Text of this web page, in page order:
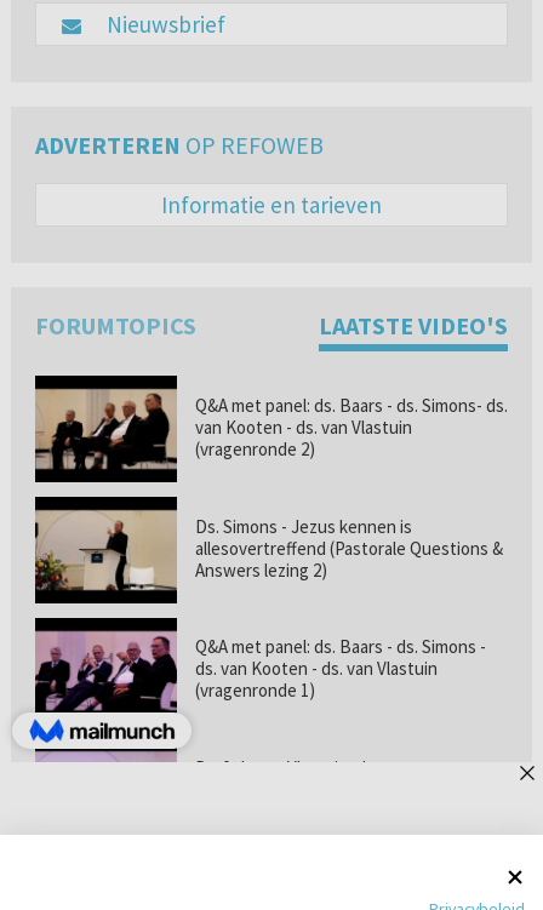
Nieuwsbrief
ADVERTEREN OP REFOWEB
Informatie en tarieven
FORUMTOPICS LAATSTE VIDEO'S
Q&A met panel: ds. Baars - ds. Simons- ds.
van Kooten - ds. van Vlastuin
(vragenronde 2)
Ds. Simons - Jezus kennen is
allesovertreffend (Pastorale Questions &
Answers lezing 2)
Q&A met panel: ds. Baars - ds. Simons -
ds. van Kooten - ds. van Vlastuin
(vragenronde 1)
Prof. dr. van Vlastuin - Is